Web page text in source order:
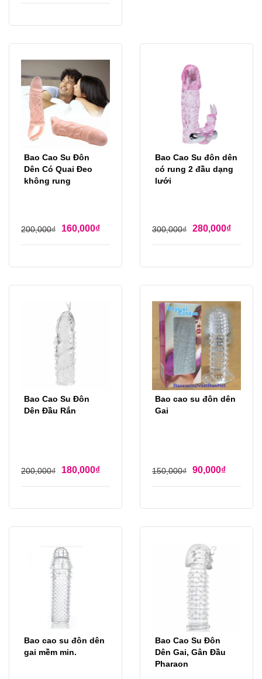
Bao Cao Su Đôn
Dên Có Quai Đeo
không rung
200,000₫ 160,000₫
Bao Cao Su đôn dên
có rung 2 đầu dạng
lưới
300,000₫ 280,000₫
Bao Cao Su Đôn
Dên Đầu Rắn
200,000₫ 180,000₫
Bao cao su đôn dên
Gai
150,000₫ 90,000₫
Bao cao su đôn dên
gai mềm min.
Bao Cao Su Đôn
Dên Gai, Gân Đầu
Pharaon